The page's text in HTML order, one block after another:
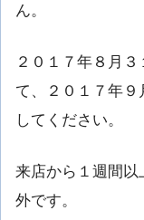
ん。
２０１７年８月
て、２０１７年
してください。
来店から１週間以
外です。